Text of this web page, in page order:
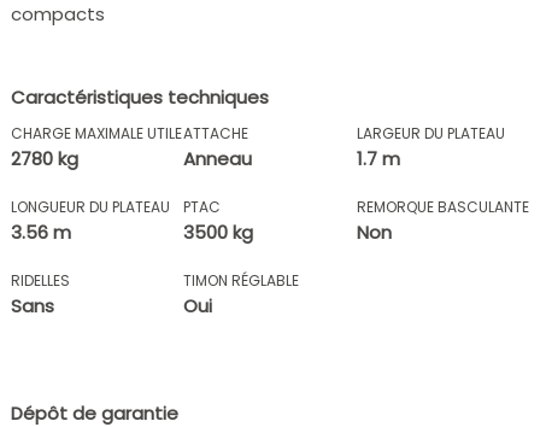
compacts
Caractéristiques techniques
CHARGE MAXIMALE UTILE
2780 kg
ATTACHE
Anneau
LARGEUR DU PLATEAU
1.7 m
LONGUEUR DU PLATEAU
3.56 m
PTAC
3500 kg
REMORQUE BASCULANTE
Non
RIDELLES
Sans
TIMON RÉGLABLE
Oui
Dépôt de garantie